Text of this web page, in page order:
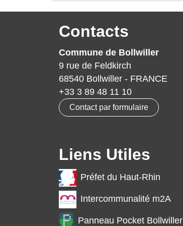
Contacts
Commune de Bollwiller
9 rue de Feldkirch
68540 Bollwiller - FRANCE
+33 3 89 48 11 10
Contact par formulaire
Liens Utiles
Préfet du Haut-Rhin
Intercommunalité m2A
Panneau Pocket Bollwiller